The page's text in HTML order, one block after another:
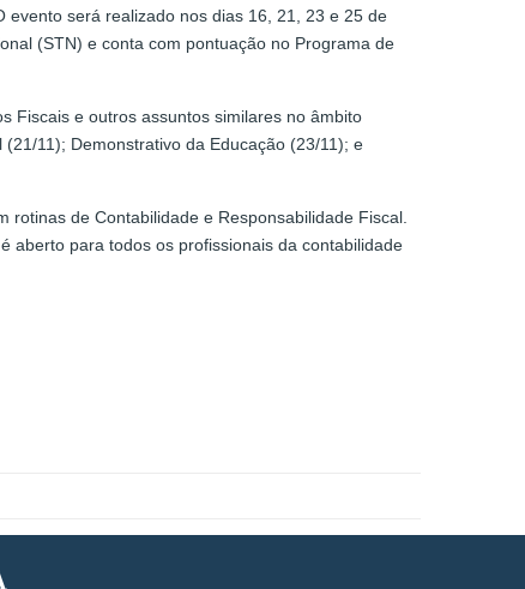
será realizado nos dias 16, 21, 23 e 25 de
(STN) e conta com pontuação no Programa de
Fiscais e outros assuntos similares no âmbito
11); Demonstrativo da Educação (23/11); e
rotinas de Contabilidade e Responsabilidade Fiscal.
aberto para todos os profissionais da contabilidade